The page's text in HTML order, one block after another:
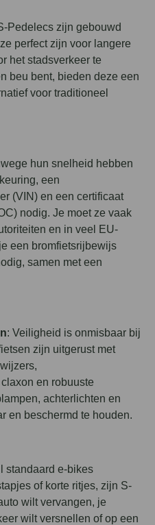
Pedelecs zijn gebouwd
perfect zijn voor langere
het stadsverkeer te
beu bent, bieden deze een
voor traditioneel
hun snelheid hebben
een
(VIN) en een certificaat
nodig. Je moet ze vaak
en in veel EU-
een bromfietsrijbewijs
samen met een
: Veiligheid is onmisbaar bij
zijn uitgerust met
en robuuste
achterlichten en
en beschermd te houden.
standaard e-bikes
of korte ritjes, zijn S-
wilt vervangen, je
wilt versnellen of op een